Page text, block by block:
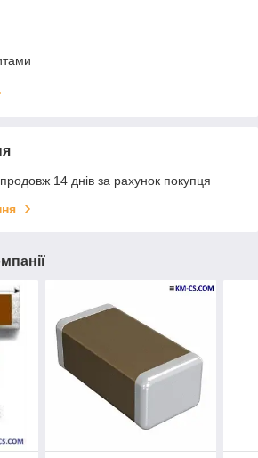
14 днів за рахунок покупця